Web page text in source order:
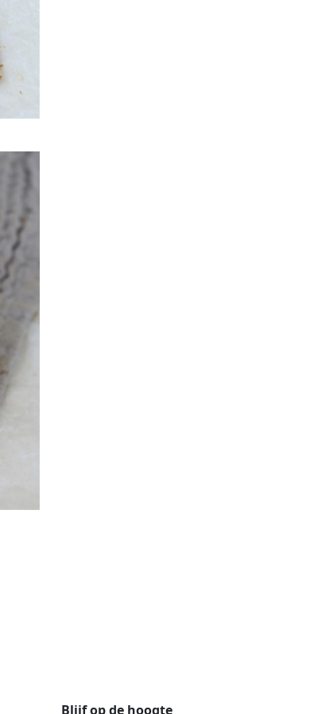
Blijf op de hoogte